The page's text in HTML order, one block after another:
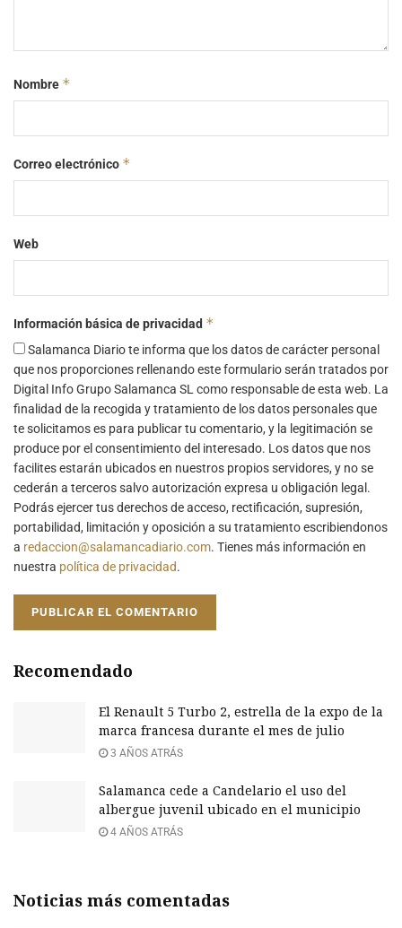
Nombre *
Correo electrónico *
Web
Información básica de privacidad *
Salamanca Diario te informa que los datos de carácter personal
que nos proporciones rellenando este formulario serán tratados por
Digital Info Grupo Salamanca SL como responsable de esta web. La
finalidad de la recogida y tratamiento de los datos personales que
te solicitamos es para publicar tu comentario, y la legitimación se
produce por el consentimiento del interesado. Los datos que nos
facilites estarán ubicados en nuestros propios servidores, y no se
cederán a terceros salvo autorización expresa u obligación legal.
Podrás ejercer tus derechos de acceso, rectificación, supresión,
portabilidad, limitación y oposición a su tratamiento escribiendonos
a redaccion@salamancadiario.com. Tienes más información en
nuestra política de privacidad.
Recomendado
El Renault 5 Turbo 2, estrella de la expo de la
marca francesa durante el mes de julio
3 AÑOS ATRÁS
Salamanca cede a Candelario el uso del
albergue juvenil ubicado en el municipio
4 AÑOS ATRÁS
Noticias más comentadas